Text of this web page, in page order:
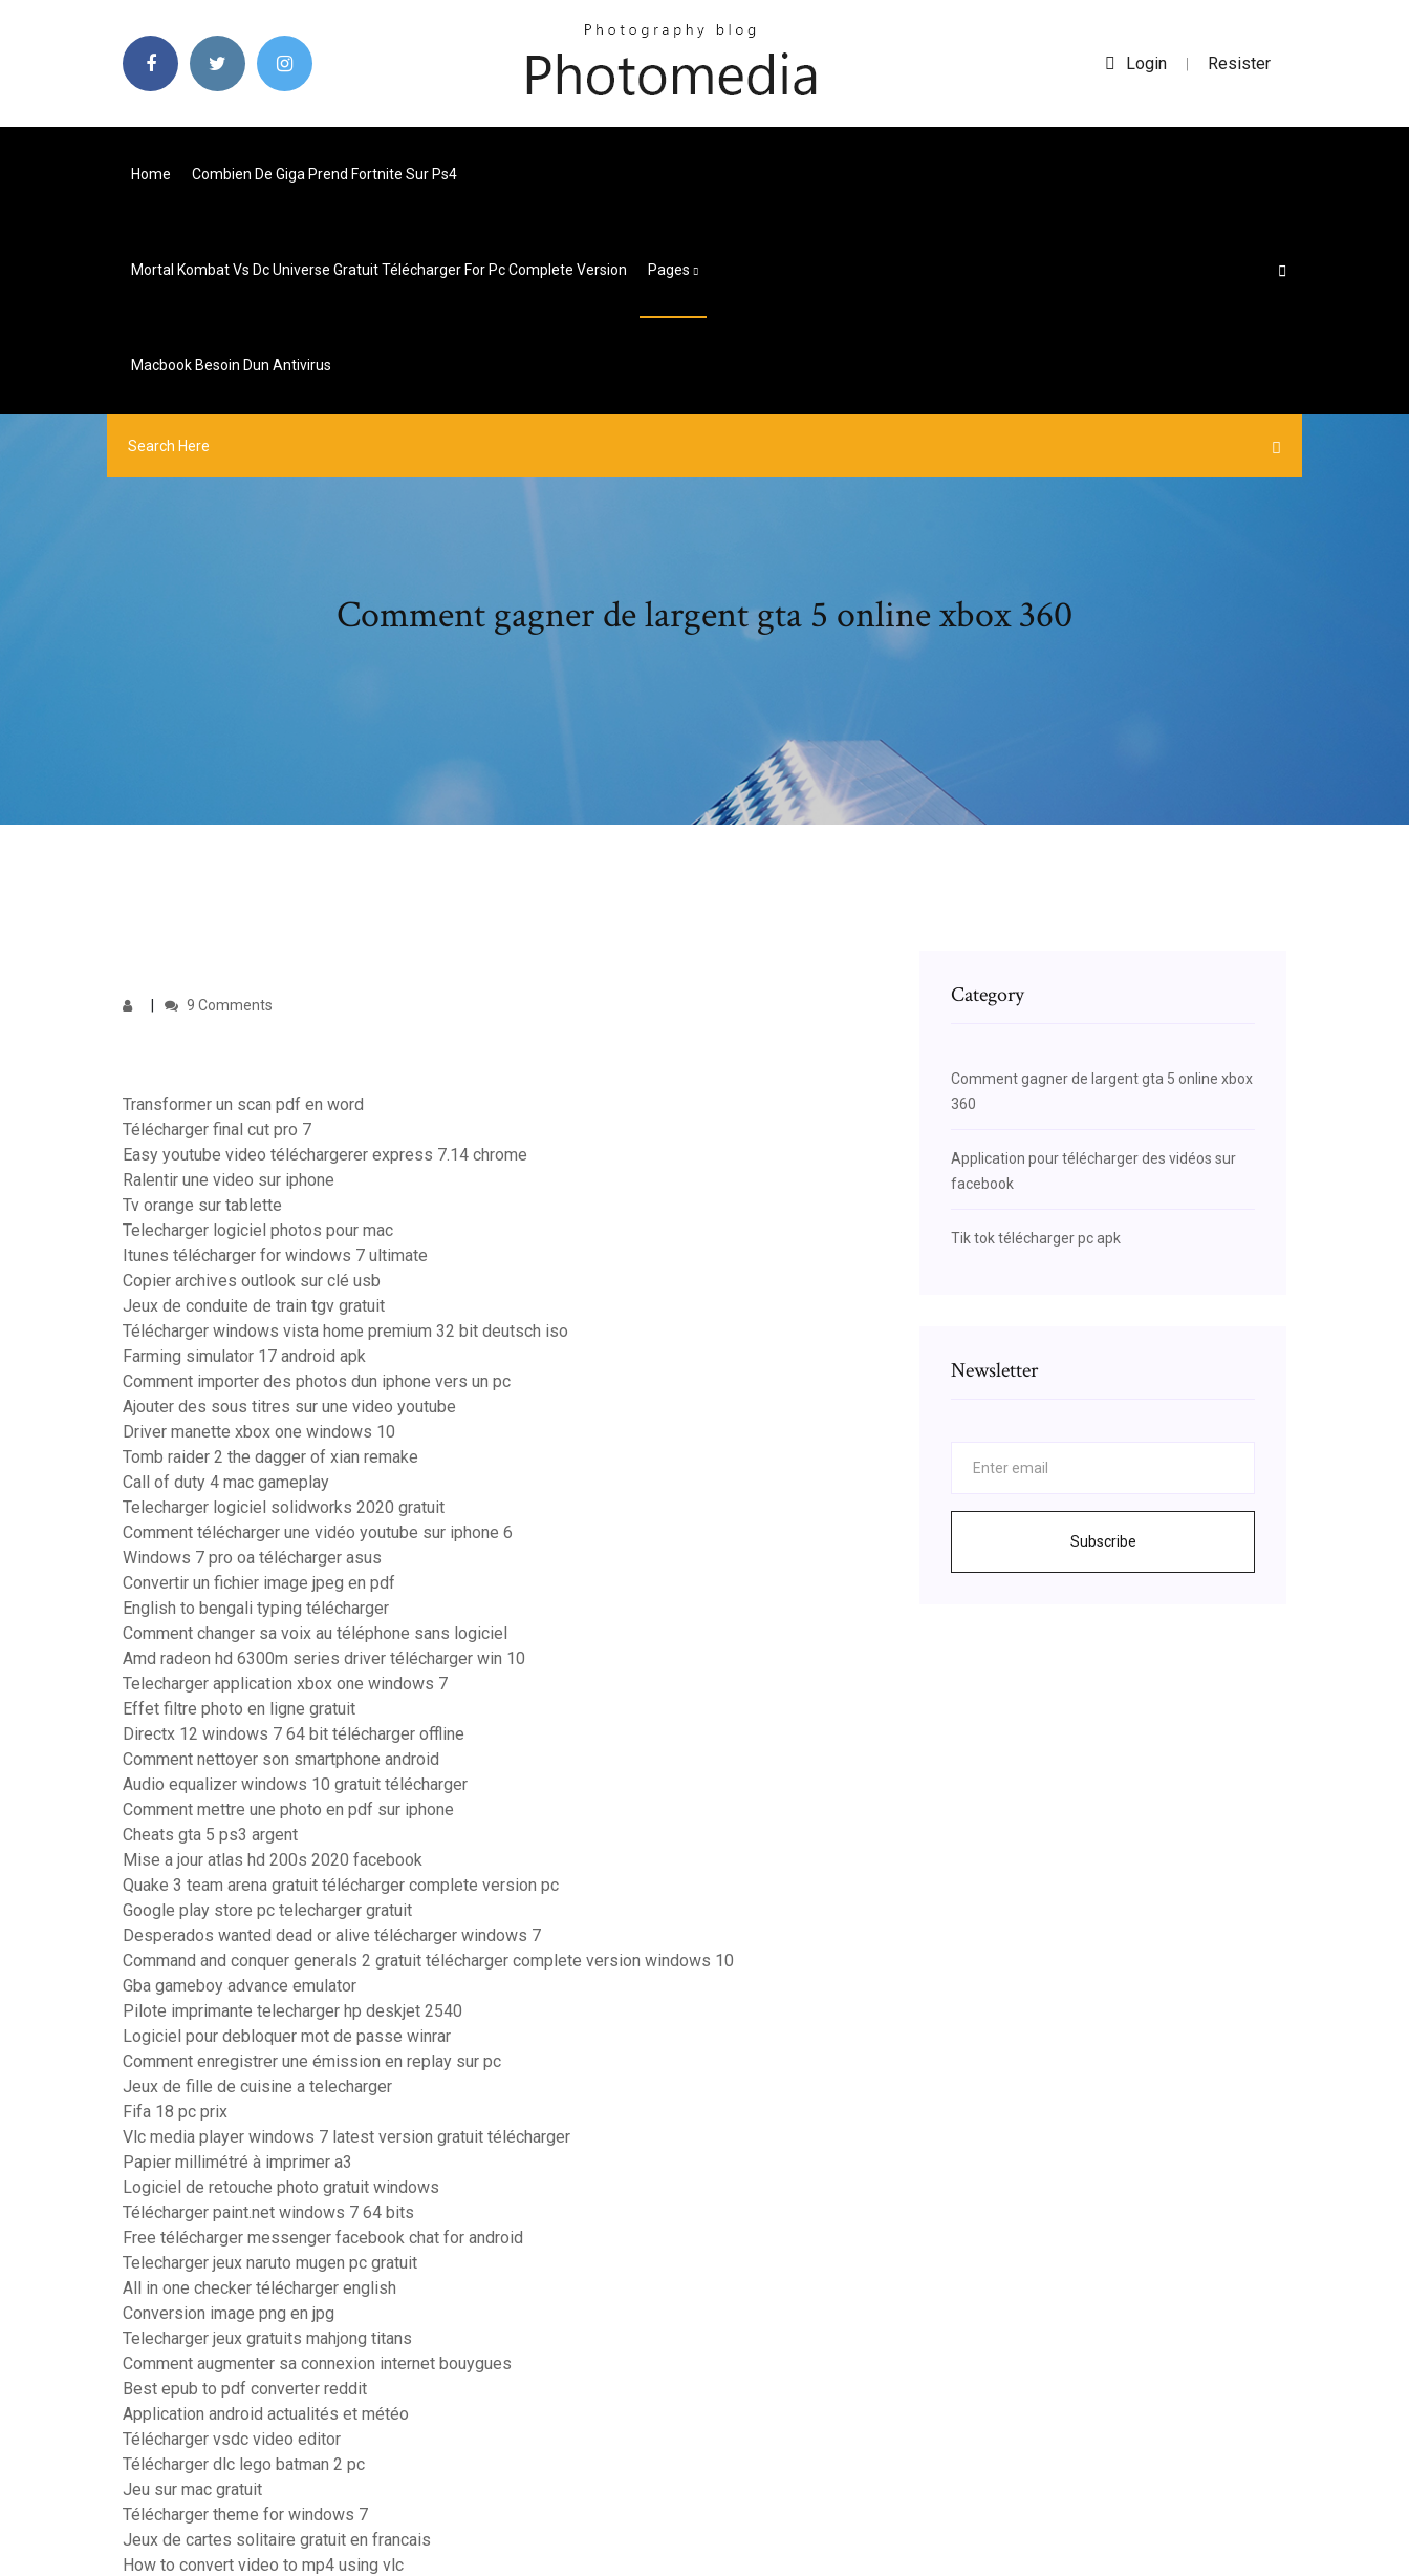
Login | Resister
Home Combien De Giga Prend Fortnite Sur Ps4
Mortal Kombat Vs Dc Universe Gratuit Télécharger For Pc Complete Version Pages
Macbook Besoin Dun Antivirus
Comment gagner de largent gta 5 online xbox 360
9 Comments
Transformer un scan pdf en word
Télécharger final cut pro 7
Easy youtube video téléchargerer express 7.14 chrome
Ralentir une video sur iphone
Tv orange sur tablette
Telecharger logiciel photos pour mac
Itunes télécharger for windows 7 ultimate
Copier archives outlook sur clé usb
Jeux de conduite de train tgv gratuit
Télécharger windows vista home premium 32 bit deutsch iso
Farming simulator 17 android apk
Comment importer des photos dun iphone vers un pc
Ajouter des sous titres sur une video youtube
Driver manette xbox one windows 10
Tomb raider 2 the dagger of xian remake
Call of duty 4 mac gameplay
Telecharger logiciel solidworks 2020 gratuit
Comment télécharger une vidéo youtube sur iphone 6
Windows 7 pro oa télécharger asus
Convertir un fichier image jpeg en pdf
English to bengali typing télécharger
Comment changer sa voix au téléphone sans logiciel
Amd radeon hd 6300m series driver télécharger win 10
Telecharger application xbox one windows 7
Effet filtre photo en ligne gratuit
Directx 12 windows 7 64 bit télécharger offline
Comment nettoyer son smartphone android
Audio equalizer windows 10 gratuit télécharger
Comment mettre une photo en pdf sur iphone
Cheats gta 5 ps3 argent
Mise a jour atlas hd 200s 2020 facebook
Quake 3 team arena gratuit télécharger complete version pc
Google play store pc telecharger gratuit
Desperados wanted dead or alive télécharger windows 7
Command and conquer generals 2 gratuit télécharger complete version windows 10
Gba gameboy advance emulator
Pilote imprimante telecharger hp deskjet 2540
Logiciel pour debloquer mot de passe winrar
Comment enregistrer une émission en replay sur pc
Jeux de fille de cuisine a telecharger
Fifa 18 pc prix
Vlc media player windows 7 latest version gratuit télécharger
Papier millimétré à imprimer a3
Logiciel de retouche photo gratuit windows
Télécharger paint.net windows 7 64 bits
Free télécharger messenger facebook chat for android
Telecharger jeux naruto mugen pc gratuit
All in one checker télécharger english
Conversion image png en jpg
Telecharger jeux gratuits mahjong titans
Comment augmenter sa connexion internet bouygues
Best epub to pdf converter reddit
Application android actualités et météo
Télécharger vsdc video editor
Télécharger dlc lego batman 2 pc
Jeu sur mac gratuit
Télécharger theme for windows 7
Jeux de cartes solitaire gratuit en francais
How to convert video to mp4 using vlc
Category
Comment gagner de largent gta 5 online xbox
360
Application pour télécharger des vidéos sur
facebook
Tik tok télécharger pc apk
Newsletter
Subscribe